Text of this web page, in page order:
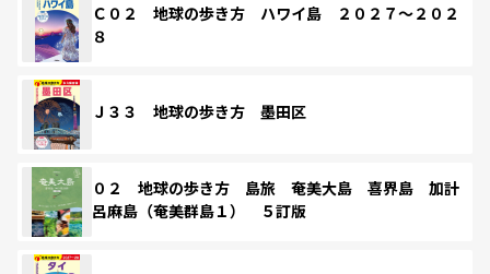
Ｃ０２ 地球の歩き方 ハワイ島 ２０２７～２０２
８
Ｊ３３ 地球の歩き方 墨田区
０２ 地球の歩き方 島旅 奄美大島 喜界島 加計
呂麻島（奄美群島１） ５訂版